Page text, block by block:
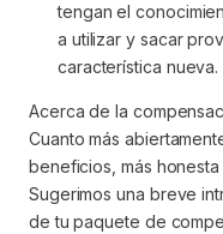
tengan el
a utilizar y sacar
característica nueva.
Acerca de la
Cuanto más
beneficios, más
Sugerimos una breve
de tu paquete de